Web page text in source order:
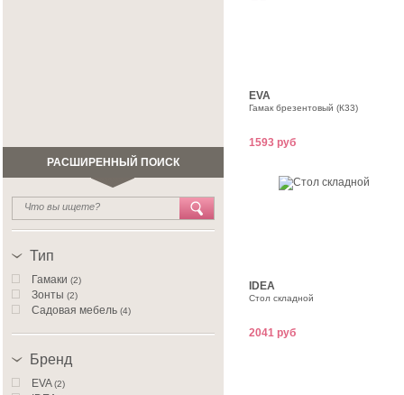
РАСШИРЕННЫЙ ПОИСК
Тип
Гамаки (2)
Зонты (2)
Садовая мебель (4)
Бренд
EVA(2)
EVA
Гамак брезентовый (К33)
1593 руб
IDEA
Стол складной
2041 руб